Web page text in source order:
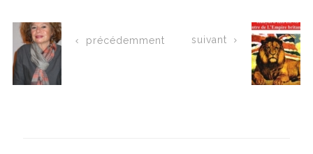
précédemment suivant